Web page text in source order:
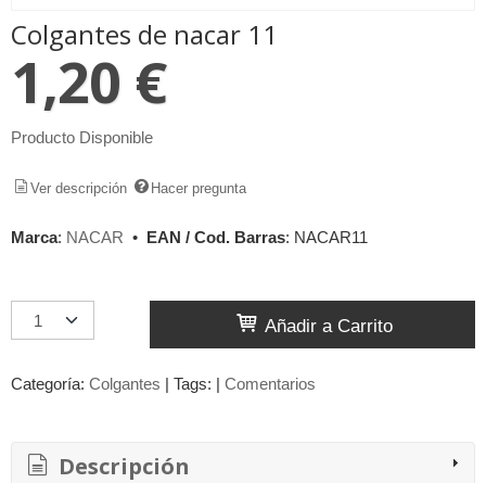
Colgantes de nacar 11
1,20 €
Producto Disponible
Ver descripción Hacer pregunta
Marca: NACAR • EAN / Cod. Barras: NACAR11
Añadir a Carrito
Categoría: Colgantes | Tags: | Comentarios
Descripción